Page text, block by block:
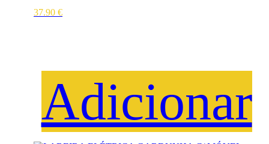
37.90 €
Adicionar